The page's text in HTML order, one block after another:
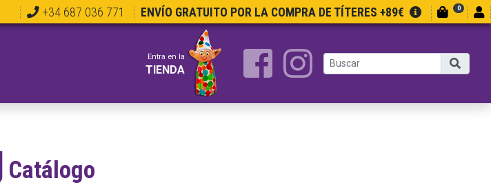
+34 687 036 771 ENVÍO GRATUITO POR LA COMPRA DE TÍTERES +89€ 0
Entra en la
TIENDA
Catálogo